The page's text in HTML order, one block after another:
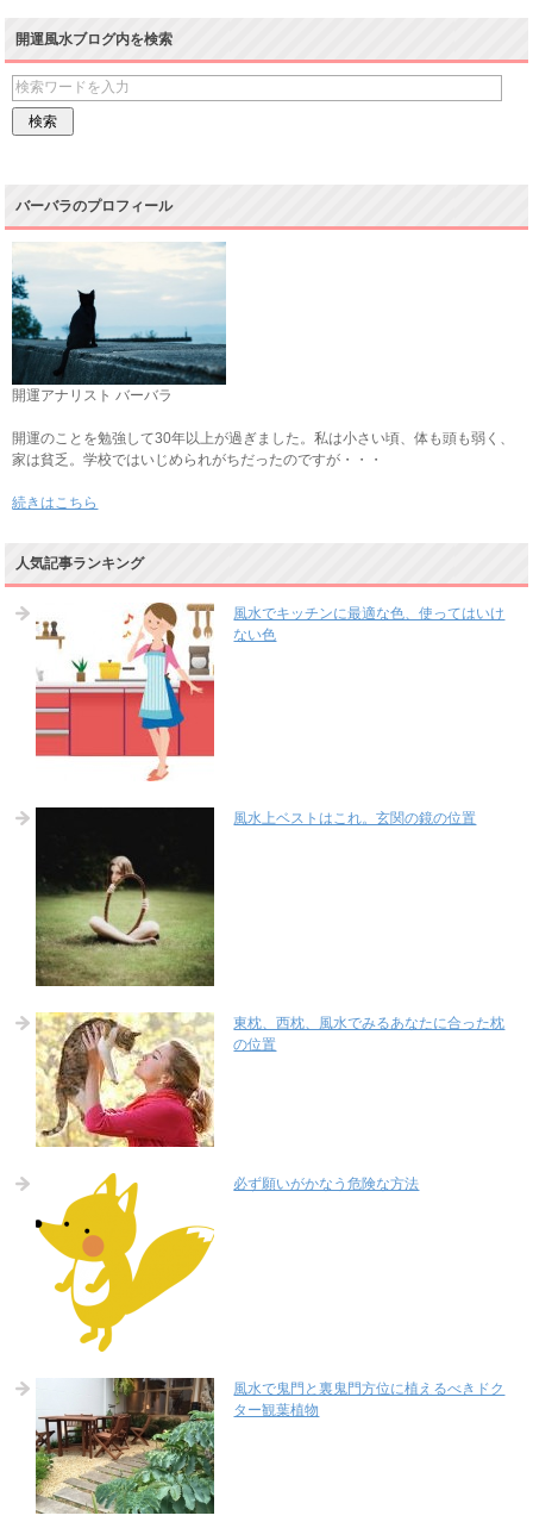
開運風水ブログ内を検索
バーバラのプロフィール
開運アナリスト バーバラ
開運のことを勉強して30年以上が過ぎました。私は小さい頃、体も頭も弱く、
家は貧乏。学校ではいじめられがちだったのですが・・・
続きはこちら
人気記事ランキング
風水でキッチンに最適な色、使ってはいけ
ない色
風水上ベストはこれ。玄関の鏡の位置
東枕、西枕、風水でみるあなたに合った枕
の位置
必ず願いがかなう危険な方法
風水で鬼門と裏鬼門方位に植えるべきドク
ター観葉植物